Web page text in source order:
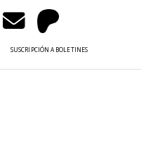
SUSCRIPCIÓN A BOLETINES